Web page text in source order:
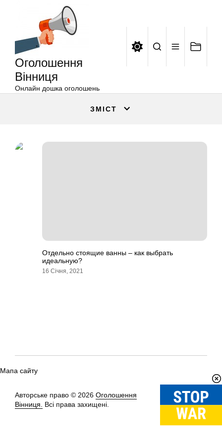
Оголошення
Вінниця
Онлайн дошка оголошень
ЗМІСТ
Отдельно стоящие ванны – как выбрать
идеальную?
16 Січня, 2021
Мапа сайту
Авторське право © 2026 Оголошення
Вінниця.
Всі права захищені.
Вгору↑